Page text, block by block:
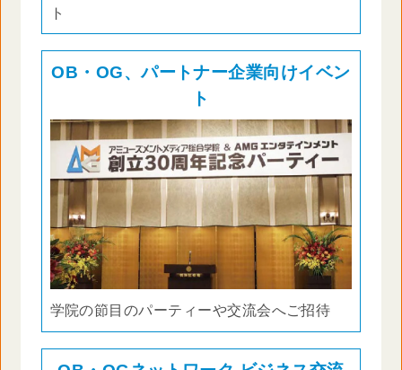
ト
OB・OG、パートナー企業向けイベン
ト
学院の節目のパーティーや交流会へご招待